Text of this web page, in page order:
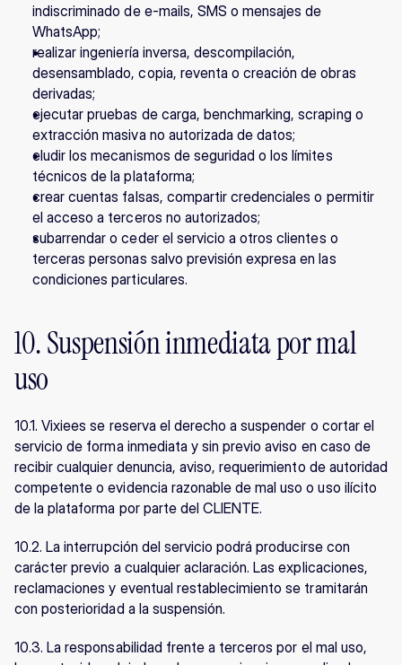
indiscriminado de e-mails, SMS o mensajes de
WhatsApp;
realizar ingeniería inversa, descompilación,
desensamblado, copia, reventa o creación de obras
derivadas;
ejecutar pruebas de carga, benchmarking, scraping o
extracción masiva no autorizada de datos;
eludir los mecanismos de seguridad o los límites
técnicos de la plataforma;
crear cuentas falsas, compartir credenciales o permitir
el acceso a terceros no autorizados;
subarrendar o ceder el servicio a otros clientes o
terceras personas salvo previsión expresa en las
condiciones particulares.
10. Suspensión inmediata por mal
uso
10.1. Vixiees se reserva el derecho a suspender o cortar el
servicio de forma inmediata y sin previo aviso en caso de
recibir cualquier denuncia, aviso, requerimiento de autoridad
competente o evidencia razonable de mal uso o uso ilícito
de la plataforma por parte del CLIENTE.
10.2. La interrupción del servicio podrá producirse con
carácter previo a cualquier aclaración. Las explicaciones,
reclamaciones y eventual restablecimiento se tramitarán
con posterioridad a la suspensión.
10.3. La responsabilidad frente a terceros por el mal uso,